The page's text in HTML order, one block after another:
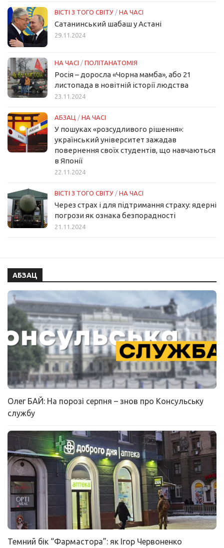
ВІСТІ З ТОГО СВІТУ / НА ЧАСІ
Сатанинський шабаш у Астані
29.11.2024
НА ЧАСІ / ПОЛІТАНАТОМІЯ
Росія – доросла «Чорна мамба», або 21
листопада в новітній історії людства
23.11.2024
АБЗАЦ / НА ЧАСІ
У пошуках «розсудливого рішення»:
український університет зажадав
повернення своїх студентів, що навчаються
в Японії
22.11.2024
ВІСТІ З ТОГО СВІТУ / НА ЧАСІ
Через страх і для підтримання страху: ядерні
погрози як ознака безпорадності
21.11.2024
АБЗАЦ
Олег БАЙ: На порозі серпня – знов про Консульську
службу
Темний бік “Фармастора”: як Ігор Червоненко